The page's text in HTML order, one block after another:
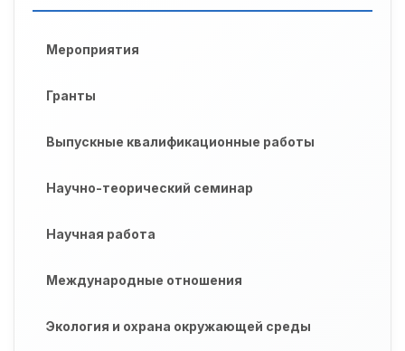
Мероприятия
Гранты
Выпускные квалификационные работы
Научно-теорический семинар
Научная работа
Международные отношения
Экология и охрана окружающей среды